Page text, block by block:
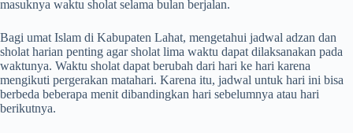
masuknya waktu sholat selama bulan berjalan.
Bagi umat Islam di Kabupaten Lahat, mengetahui jadwal adzan dan
sholat harian penting agar sholat lima waktu dapat dilaksanakan pada
waktunya. Waktu sholat dapat berubah dari hari ke hari karena
mengikuti pergerakan matahari. Karena itu, jadwal untuk hari ini bisa
berbeda beberapa menit dibandingkan hari sebelumnya atau hari
berikutnya.